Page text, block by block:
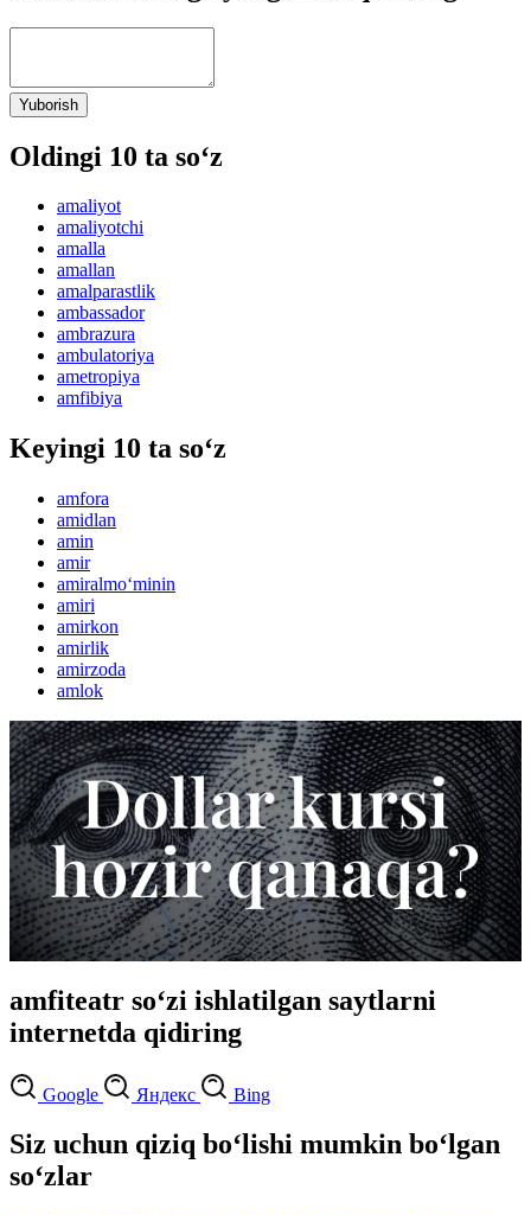
Yuborish
Oldingi 10 ta so‘z
amaliyot
amaliyotchi
amalla
amallan
amalparastlik
ambassador
ambrazura
ambulatoriya
ametropiya
amfibiya
Keyingi 10 ta so‘z
amfora
amidlan
amin
amir
amiralmo‘minin
amiri
amirkon
amirlik
amirzoda
amlok
amfiteatr so‘zi ishlatilgan saytlarni
internetda qidiring
Google Яндекс Bing
Siz uchun qiziq bo‘lishi mumkin bo‘lgan
so‘zlar